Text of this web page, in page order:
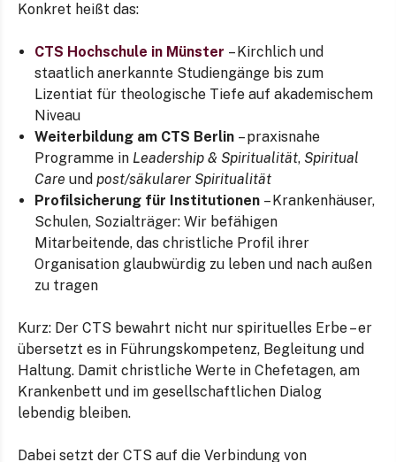
Konkret heißt das:
CTS Hochschule in Münster – Kirchlich und
staatlich anerkannte Studiengänge bis zum
Lizentiat für theologische Tiefe auf akademischem
Niveau
Weiterbildung am CTS Berlin – praxisnahe
Programme in Leadership & Spiritualität, Spiritual
Care und post/säkularer Spiritualität
Profilsicherung für Institutionen – Krankenhäuser,
Schulen, Sozialträger: Wir befähigen
Mitarbeitende, das christliche Profil ihrer
Organisation glaubwürdig zu leben und nach außen
zu tragen
Kurz: Der CTS bewahrt nicht nur spirituelles Erbe – er
übersetzt es in Führungskompetenz, Begleitung und
Haltung. Damit christliche Werte in Chefetagen, am
Krankenbett und im gesellschaftlichen Dialog
lebendig bleiben.
Dabei setzt der CTS auf die Verbindung von